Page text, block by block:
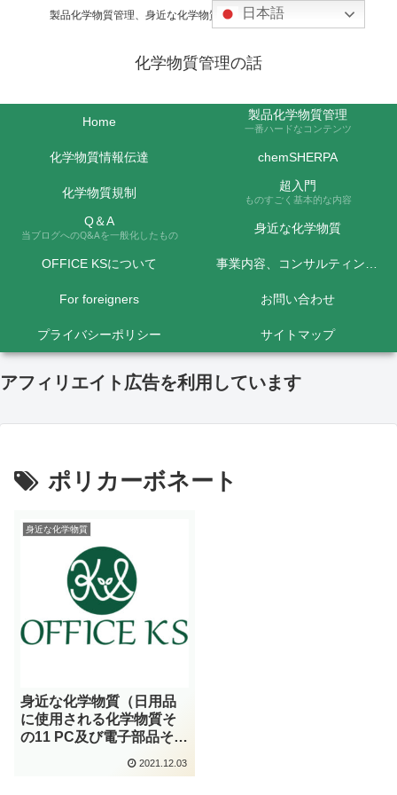
製品化学物質管理、身近な化学物質などの話題を取り上げます
化学物質管理の話
Home 製品化学物質管理
一番ハードなコンテンツ
化学物質情報伝達 chemSHERPA
化学物質規制 超入門
ものすごく基本的な内容
Q＆A
当ブログへのQ&Aを一般化したもの 身近な化学物質
OFFICE KSについて 事業内容、コンサルティング料金など
For foreigners お問い合わせ
プライバシーポリシー サイトマップ
アフィリエイト広告を利用しています
ポリカーボネート
身近な化学物質
身近な化学物質（日用品
に使用される化学物質そ
の11 PC及び電子部品その
2021.12.03
日本語